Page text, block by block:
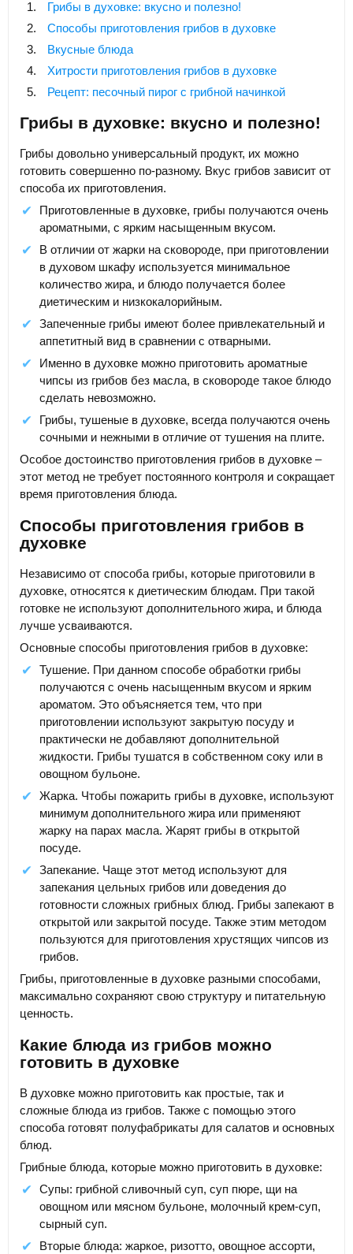
Грибы в духовке: вкусно и полезно!
Способы приготовления грибов в духовке
Вкусные блюда
Хитрости приготовления грибов в духовке
Рецепт: песочный пирог с грибной начинкой
Грибы в духовке: вкусно и полезно!
Грибы довольно универсальный продукт, их можно
готовить совершенно по-разному. Вкус грибов зависит от
способа их приготовления.
Приготовленные в духовке, грибы получаются очень
ароматными, с ярким насыщенным вкусом.
В отличии от жарки на сковороде, при приготовлении
в духовом шкафу используется минимальное
количество жира, и блюдо получается более
диетическим и низкокалорийным.
Запеченные грибы имеют более привлекательный и
аппетитный вид в сравнении с отварными.
Именно в духовке можно приготовить ароматные
чипсы из грибов без масла, в сковороде такое блюдо
сделать невозможно.
Грибы, тушеные в духовке, всегда получаются очень
сочными и нежными в отличие от тушения на плите.
Особое достоинство приготовления грибов в духовке –
этот метод не требует постоянного контроля и сокращает
время приготовления блюда.
Способы приготовления грибов в
духовке
Независимо от способа грибы, которые приготовили в
духовке, относятся к диетическим блюдам. При такой
готовке не используют дополнительного жира, и блюда
лучше усваиваются.
Основные способы приготовления грибов в духовке:
Тушение. При данном способе обработки грибы
получаются с очень насыщенным вкусом и ярким
ароматом. Это объясняется тем, что при
приготовлении используют закрытую посуду и
практически не добавляют дополнительной
жидкости. Грибы тушатся в собственном соку или в
овощном бульоне.
Жарка. Чтобы пожарить грибы в духовке, используют
минимум дополнительного жира или применяют
жарку на парах масла. Жарят грибы в открытой
посуде.
Запекание. Чаще этот метод используют для
запекания цельных грибов или доведения до
готовности сложных грибных блюд. Грибы запекают в
открытой или закрытой посуде. Также этим методом
пользуются для приготовления хрустящих чипсов из
грибов.
Грибы, приготовленные в духовке разными способами,
максимально сохраняют свою структуру и питательную
ценность.
Какие блюда из грибов можно
готовить в духовке
В духовке можно приготовить как простые, так и
сложные блюда из грибов. Также с помощью этого
способа готовят полуфабрикаты для салатов и основных
блюд.
Грибные блюда, которые можно приготовить в духовке:
Супы: грибной сливочный суп, суп пюре, щи на
овощном или мясном бульоне, молочный крем-суп,
сырный суп.
Вторые блюда: жаркое, ризотто, овощное ассорти,